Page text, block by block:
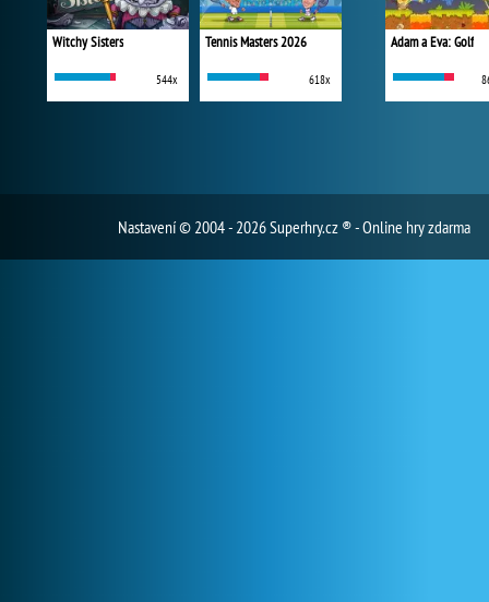
Witchy Sisters
544x
Tennis Masters 2026
618x
Adam a Eva: Golf
Nastavení© 2004 - 2026 Superhry.cz ® - Online hry zdarma